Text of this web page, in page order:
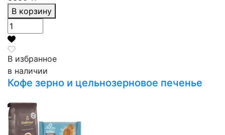
В корзину
В избранное
в наличии
Кофе зерно и цельнозерновое печенье